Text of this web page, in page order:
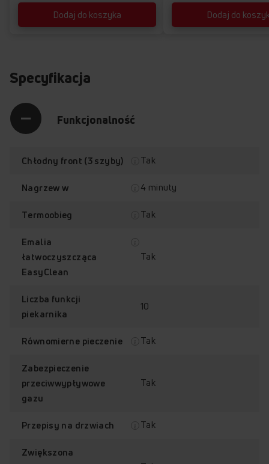
Dodaj do koszyka Dodaj do
Specyfikacja
Funkcjonalność
Chłodny front (3 szyby) Tak
Nagrzew w 4 minuty
Termoobieg Tak
Emalia
łatwoczyszcząca
EasyClean
Tak
Liczba funkcji
piekarnika
10
Równomierne pieczenie Tak
Zabezpieczenie
przeciwwypływowe
gazu
Tak
Przepisy na drzwiach Tak
Zwiększona